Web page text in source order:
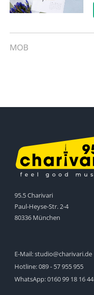
MOB
95.5 Charivari
Paul-Heyse-Str. 2-4
80336 München
E-Mail:studio@charivari.de
Hotline:089 - 57 955 955
WhatsApp:0160 99 18 16 44